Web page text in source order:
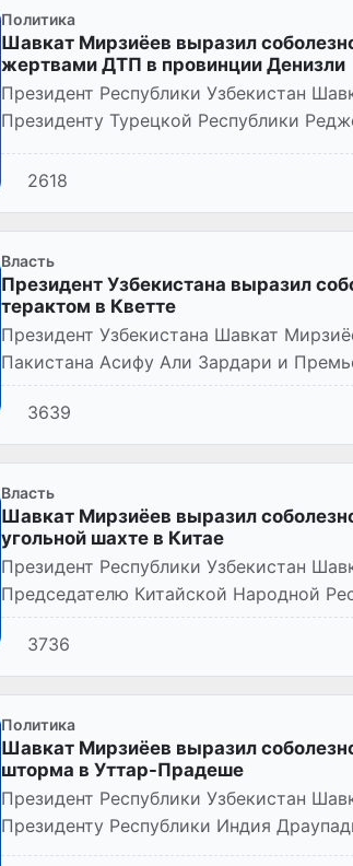
Политика
Шавкат Мирзиёев выразил
жертвами ДТП в провинции Денизли
Президент Республики Узбекистан
Президенту Турецкой Республики
2618
Власть
Президент Узбекистана выразил
терактом в Кветте
Президент Узбекистана Шавкат
Пакистана Асифу Али Зардари и
многочисленными человеческими
3639
Власть
Шавкат Мирзиёев выразил
угольной шахте в Китае
Президент Республики Узбекистан
Председателю Китайской Народной
человеческими жертвами и п...
3736
Политика
Шавкат Мирзиёев выразил
шторма в Уттар-Прадеше
Президент Республики Узбекистан
Президенту Республики Индия
связи с многочисленными челове...